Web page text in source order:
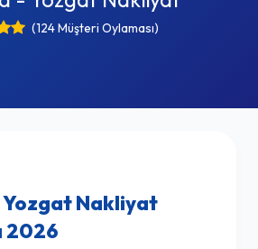
(124 Müşteri Oylaması)
Nakliyat
2026